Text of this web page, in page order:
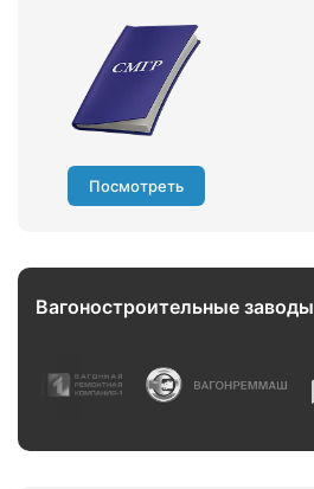
Посмотреть
Вагоностроительные заводы